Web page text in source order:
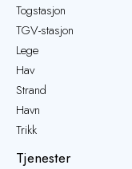
Togstasjon
TGV-stasjon
Lege
Hav
Strand
Havn
Trikk
Tjenester